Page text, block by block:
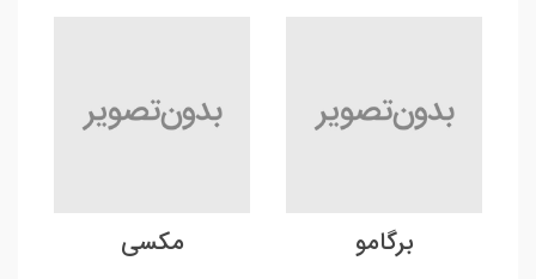
برگامو مکسی